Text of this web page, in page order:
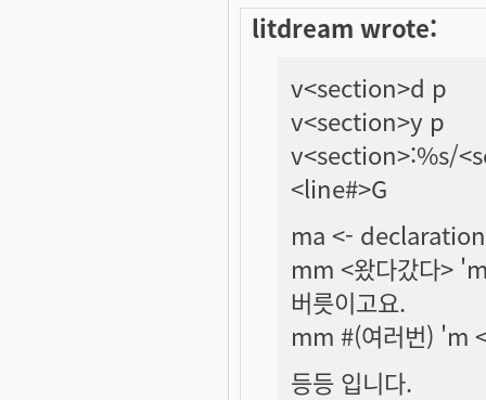
litdream wrote:
v<section>d p
v<section>y p
v<section>:%s/
<line#>G
ma <- declaration
mm <왔다갔다>
버릇이고요.
mm #(여러번) 'm
등등 입니다.